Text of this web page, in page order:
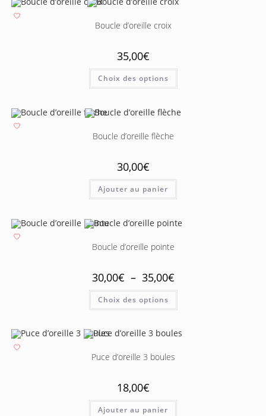
Boucle d’oreille croix
35,00€
Choix des options
Boucle d’oreille flèche
30,00€
Ajouter au panier
Boucle d’oreille pointe
30,00€ – 35,00€
Choix des options
Puce d’oreille 3 boules
18,00€
Ajouter au panier